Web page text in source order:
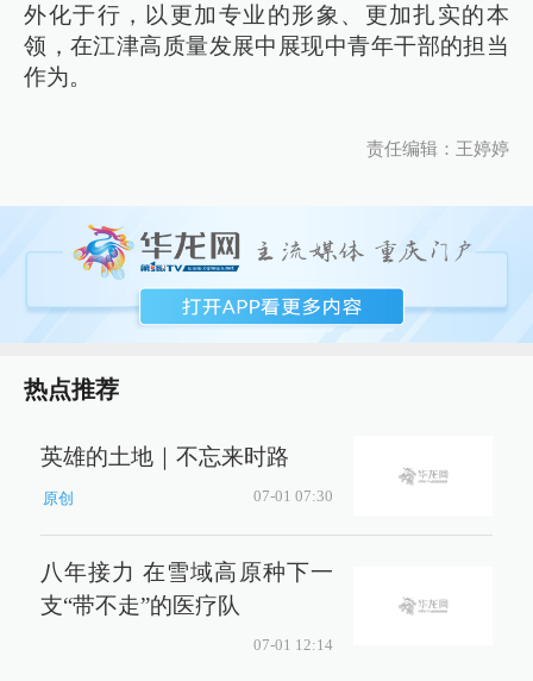
外化于行，以更加专业的形象、更加扎实的本
领，在江津高质量发展中展现中青年干部的担当
作为。
责任编辑：王婷婷
热点推荐
英雄的土地｜不忘来时路
原创 07-01 07:30
八年接力 在雪域高原种下一
支“带不走”的医疗队
07-01 12:14